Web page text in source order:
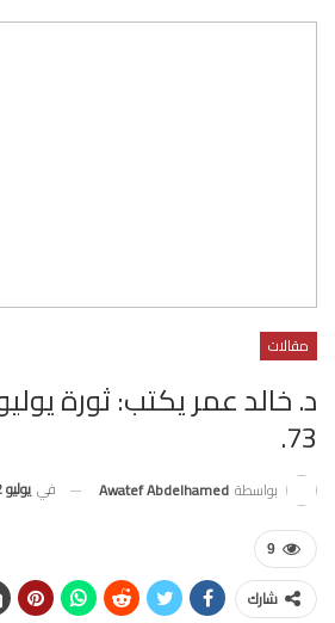
مقالات
د. خالد عمر يكتب: ثورة
73.
بواسطة Awatef Abdelhamed في يوليو 22, 2025
9
شارك